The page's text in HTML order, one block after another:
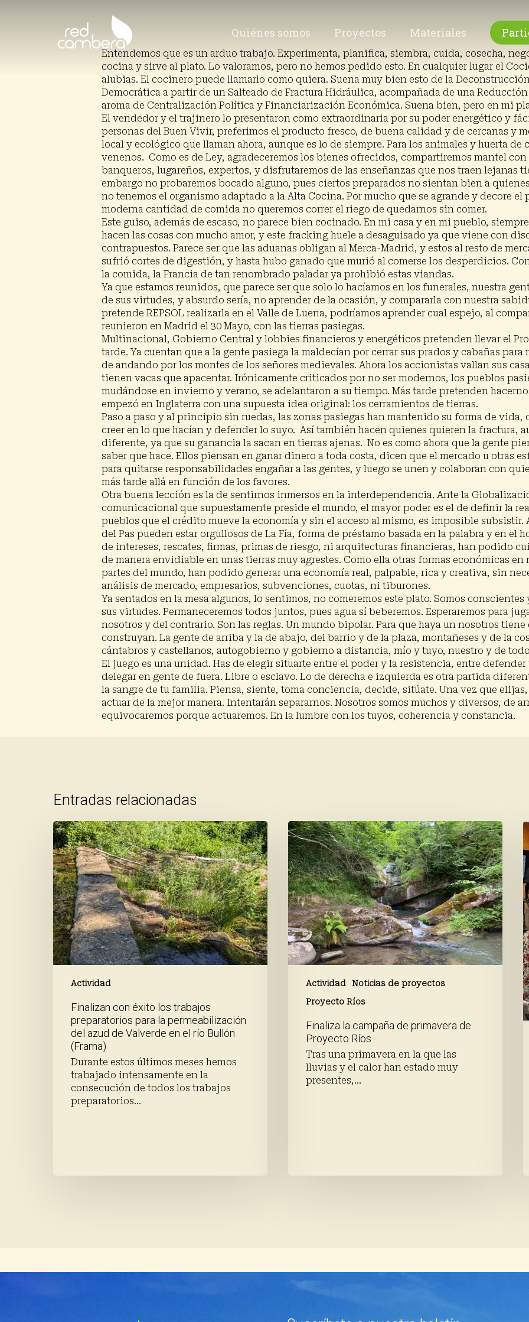
Presiona enter para buscar o ESC para cerrar
Quiénes somos Proyectos Materiales
Entendemos que es un arduo trabajo. Experimenta, planifica, siembra, cuida, cosecha,
cocina y sirve al plato. Lo valoramos, pero no hemos pedido esto. En cualquier lugar el
alubias. El cocinero puede llamarlo como quiera. Suena muy bien esto de la
Democrática a partir de un Salteado de Fractura Hidráulica, acompañada de una
aroma de Centralización Política y Financiarización Económica. Suena bien, pero en mi
El vendedor y el trajinero lo presentaron como extraordinaria por su poder energético y
personas del Buen Vivir, preferimos el producto fresco, de buena calidad y de cercanas y
local y ecológico que llaman ahora, aunque es lo de siempre. Para los animales y huerta
venenos. Como es de Ley, agradeceremos los bienes ofrecidos, compartiremos mantel
banqueros, lugareños, expertos, y disfrutaremos de las enseñanzas que nos traen lejanas
embargo no probaremos bocado alguno, pues ciertos preparados no sientan bien a
no tenemos el organismo adaptado a la Alta Cocina. Por mucho que se agrande y decore
moderna cantidad de comida no queremos correr el riego de quedarnos sin comer.
Este guiso, además de escaso, no parece bien cocinado. En mi casa y en mi pueblo,
hacen las cosas con mucho amor, y este fracking huele a desaguisado ya que viene con
contrapuestos. Parece ser que las aduanas obligan al Merca-Madrid, y estos al resto de
sufrió cortes de digestión, y hasta hubo ganado que murió al comerse los desperdicios.
la comida, la Francia de tan renombrado paladar ya prohibió estas viandas.
Ya que estamos reunidos, que parece ser que solo lo hacíamos en los funerales, nuestra
de sus virtudes, y absurdo sería, no aprender de la ocasión, y compararla con nuestra
pretende REPSOL realizarla en el Valle de Luena, podríamos aprender cual espejo, al
reunieron en Madrid el 30 Mayo, con las tierras pasiegas.
Multinacional, Gobierno Central y lobbies financieros y energéticos pretenden llevar el
tarde. Ya cuentan que a la gente pasiega la maldecían por cerrar sus prados y cabañas
de andando por los montes de los señores medievales. Ahora los accionistas vallan sus
tienen vacas que apacentar. Irónicamente criticados por no ser modernos, los pueblos
mudándose en invierno y verano, se adelantaron a su tiempo. Más tarde pretenden
empezó en Inglaterra con una supuesta idea original: los cerramientos de tierras.
Paso a paso y al principio sin ruedas, las zonas pasiegas han mantenido su forma de
creer en lo que hacían y defender lo suyo. Así también hacen quienes quieren la fractura,
diferente, ya que su ganancia la sacan en tierras ajenas. No es como ahora que la gente
saber que hace. Ellos piensan en ganar dinero a toda costa, dicen que el mercado u otras
para quitarse responsabilidades engañar a las gentes, y luego se unen y colaboran con
más tarde allá en función de los favores.
Otra buena lección es la de sentirnos inmersos en la interdependencia. Ante la
comunicacional que supuestamente preside el mundo, el mayor poder es el de definir la
pueblos que el crédito mueve la economía y sin el acceso al mismo, es imposible subsistir.
del Pas pueden estar orgullosos de La Fía, forma de préstamo basada en la palabra y en el
de intereses, rescates, firmas, primas de riesgo, ni arquitecturas financieras, han podido
de manera envidiable en unas tierras muy agrestes. Como ella otras formas económicas
partes del mundo, han podido generar una economía real, palpable, rica y creativa, sin
análisis de mercado, empresarios, subvenciones, cuotas, ni tiburones.
Ya sentados en la mesa algunos, lo sentimos, no comeremos este plato. Somos
sus virtudes. Permaneceremos todos juntos, pues agua sí beberemos. Esperaremos para
nosotros y del contrario. Son las reglas. Un mundo bipolar. Para que haya un nosotros tiene
construyan. La gente de arriba y la de abajo, del barrio y de la plaza, montañeses y de la
cántabros y castellanos, autogobierno y gobierno a distancia, mío y tuyo, nuestro y de
El juego es una unidad. Has de elegir situarte entre el poder y la resistencia, entre
delegar en gente de fuera. Libre o esclavo. Lo de derecha e izquierda es otra partida
la sangre de tu familia. Piensa, siente, toma conciencia, decide, sitúate. Una vez que
actuar de la mejor manera. Intentarán separarnos. Nosotros somos muchos y diversos, de
equivocaremos porque actuaremos. En la lumbre con los tuyos, coherencia y constancia.
Entradas relacionadas
Actividad
Finalizan
con
éxito
los
trabajos
preparatorios
para
la
permeabilización
del
azud
Valverde
Bullón
(Frama)
Finalizan con éxito los trabajos
preparatorios para la permeabilización
del azud de Valverde en el río Bullón
(Frama)
Durante estos últimos meses hemos
trabajado intensamente en la
consecución de todos los trabajos
preparatorios…
Actividad
Noticias de proyectos
Proyecto Ríos
Finaliza
la
campaña
de
primavera
de
Proyecto
Ríos
Finaliza la campaña de primavera de
Proyecto Ríos
Tras una primavera en la que las
lluvias y el calor han estado muy
presentes,…
a